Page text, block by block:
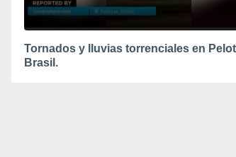
Tornados y lluvias torrenciales en
Brasil.